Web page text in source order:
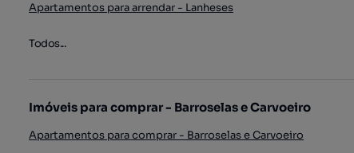
Apartamentos para arrendar - Lanheses
Todos...
Imóveis para comprar - Barroselas e Carvoeiro
Apartamentos para comprar - Barroselas e Carvoeiro